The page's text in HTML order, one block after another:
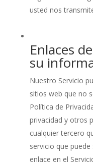
usted nos
Enlaces
su
Nuestro Servicio
sitios web que no
Política de
privacidad y otros
cualquier tercero
servicio que
enlace en el